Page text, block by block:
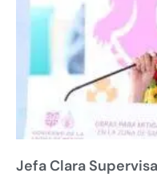
Jefa Clara